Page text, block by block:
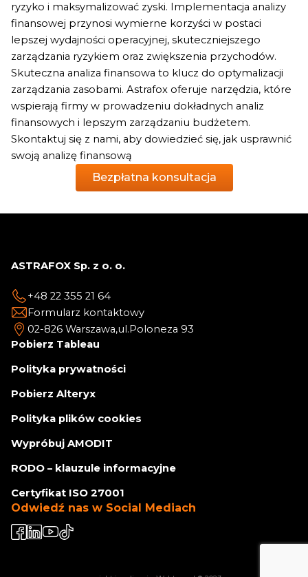
ryzyko i maksymalizować zyski. Implementacja analizy
finansowej przynosi wymierne korzyści w postaci
lepszej wydajności operacyjnej, skuteczniejszego
zarządzania ryzykiem oraz zwiększenia przychodów.
Skuteczna analiza finansowa to klucz do optymalizacji
zarządzania zasobami. Astrafox oferuje narzędzia, które
wspierają firmy w prowadzeniu dokładnych analiz
finansowych i lepszym zarządzaniu budżetem.
Skontaktuj się z nami, aby dowiedzieć się, jak usprawnić
swoją analizę finansową
Bezpłatna konsultacja
ASTRAFOX Sp. z o. o.
+48 22 355 21 64
Formularz kontaktowy
02-826 Warszawa,ul.Poloneza 93
Pobierz Tableau
Polityka prywatności
Pobierz Alteryx
Polityka plików cookies
Wypróbuj AMODIT
RODO – klauzule informacyjne
Certyfikat ISO 27001
Odwiedź nas w Social Mediach